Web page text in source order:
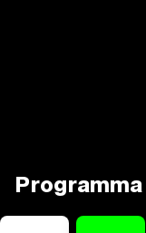
Programma